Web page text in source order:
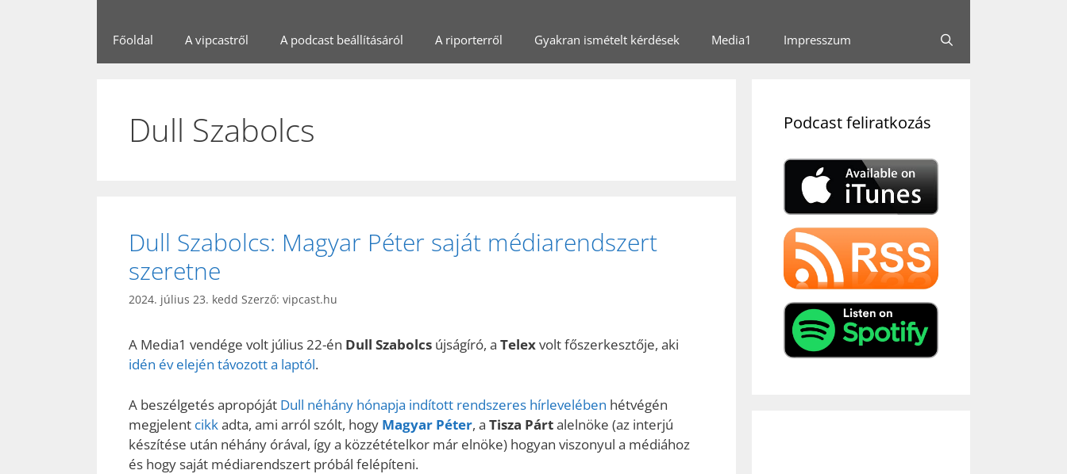
Főoldal A vipcastről A podcast beállításáról A riporterről Gyakran ismételt kérdések Media1 Impresszum
Dull Szabolcs
Dull Szabolcs: Magyar Péter saját médiarendszert
szeretne
2024. július 23. kedd Szerző: vipcast.hu
A Media1 vendége volt július 22-én Dull Szabolcs újságíró, a Telexvolt főszerkesztője, aki
idén év elején távozott a laptól.
A beszélgetés apropóját Dull néhány hónapja indított rendszeres hírlevelében hétvégén
megjelent cikkadta, ami arról szólt, hogy Magyar Péter, a Tisza Pártalelnöke (az interjú
készítése után néhány órával, így a közzétételkor már elnöke) hogyan viszonyul a médiához
és hogy saját médiarendszert próbál felépíteni.
Podcast feliratkozás